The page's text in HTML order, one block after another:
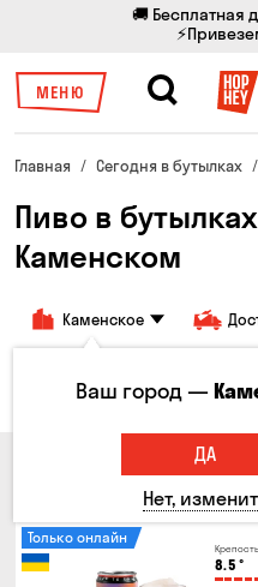
🚚 Бесплатная
МЕНЮ
Главная Сегодня в бутылках
Пиво в
Каменском
Каменское
Все товары Пиво
Крепость
8.5 °
Только онлайн
Ваш город —
ДА
Нет,